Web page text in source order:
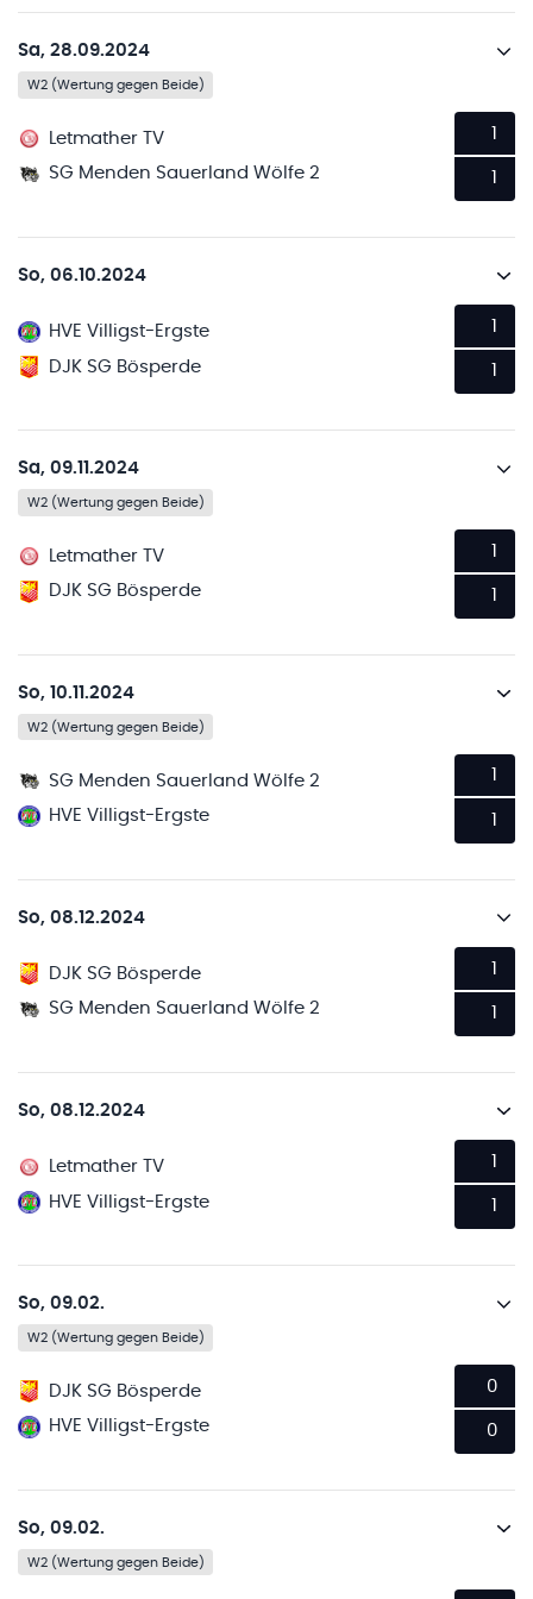
Sa, 28.09.2024
W2 (Wertung gegen Beide)
Letmather TV
SG Menden Sauerland Wölfe 2
1
So, 06.10.2024
HVE Villigst-Ergste
DJK SG Bösperde
Sa, 09.11.2024
W2 (Wertung gegen Beide)
Letmather TV
DJK SG Bösperde
1
So, 10.11.2024
W2 (Wertung gegen Beide)
SG Menden Sauerland Wölfe 2
HVE Villigst-Ergste
So, 08.12.2024
DJK SG Bösperde
SG Menden Sauerland Wölfe 2
1
So, 08.12.2024
Letmather TV
HVE Villigst-Ergste
So, 09.02.
W2 (Wertung gegen Beide)
DJK SG Bösperde
HVE Villigst-Ergste
0
0
So, 09.02.
W2 (Wertung gegen Beide)